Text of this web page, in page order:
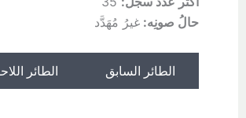
حالُ صونِه: غيرُ مُهَدَّد
الطائر السابق الطائر